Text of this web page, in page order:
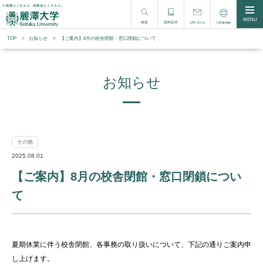
検索 資料請求 お問い合わせ Language MENU
TOP お知らせ 【ご案内】8月の校舎閉館・窓口閉鎖について
お知らせ
その他
2025.08.01
【ご案内】8月の校舎閉館・窓口閉鎖につい
て
夏期休業に伴う校舎閉館、各事務の取り扱いについて、下記の通りご案内申
し上げます。